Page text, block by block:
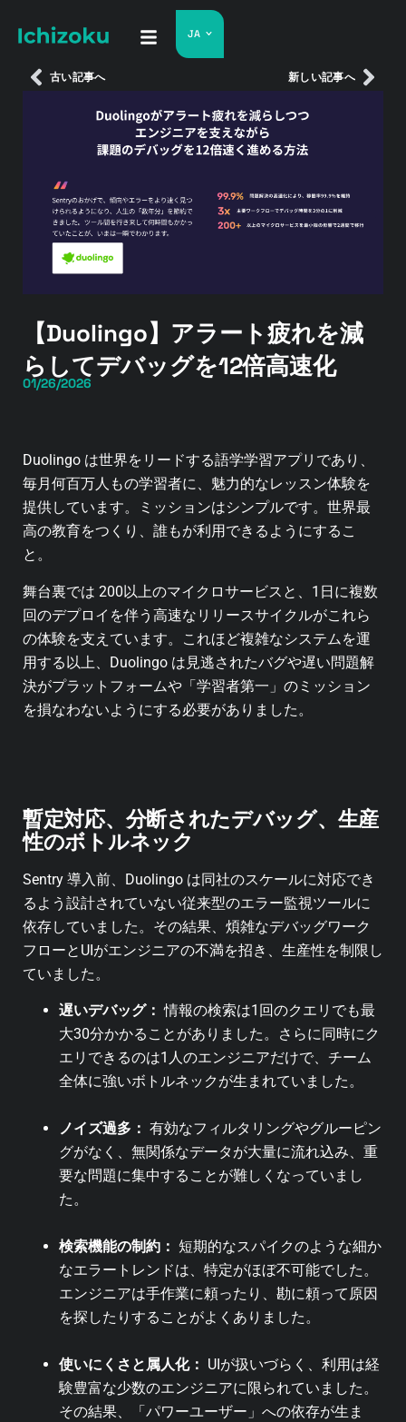
JA
古い記事へ 新しい記事へ
【Duolingo】アラート疲れを減
らしてデバッグを12倍高速化
01/26/2026
Duolingo は世界をリードする語学学習アプリであり、
毎月何百万人もの学習者に、魅力的なレッスン体験を
提供しています。ミッションはシンプルです。世界最
高の教育をつくり、誰もが利用できるようにするこ
と。
舞台裏では 200以上のマイクロサービスと、1日に複数
回のデプロイを伴う高速なリリースサイクルがこれら
の体験を支えています。これほど複雑なシステムを運
用する以上、Duolingo は見逃されたバグや遅い問題解
決がプラットフォームや「学習者第一」のミッション
を損なわないようにする必要がありました。
暫定対応、分断されたデバッグ、生産
性のボトルネック
Sentry 導入前、Duolingo は同社のスケールに対応でき
るよう設計されていない従来型のエラー監視ツールに
依存していました。その結果、煩雑なデバッグワーク
フローとUIがエンジニアの不満を招き、生産性を制限し
ていました。
遅いデバッグ： 情報の検索は1回のクエリでも最
大30分かかることがありました。さらに同時にク
エリできるのは1人のエンジニアだけで、チーム
全体に強いボトルネックが生まれていました。
ノイズ過多： 有効なフィルタリングやグルーピン
グがなく、無関係なデータが大量に流れ込み、重
要な問題に集中することが難しくなっていまし
た。
検索機能の制約： 短期的なスパイクのような細か
なエラートレンドは、特定がほぼ不可能でした。
エンジニアは手作業に頼ったり、勘に頼って原因
を探したりすることがよくありました。
使いにくさと属人化： UIが扱いづらく、利用は経
験豊富な少数のエンジニアに限られていました。
その結果、「パワーユーザー」への依存が生ま